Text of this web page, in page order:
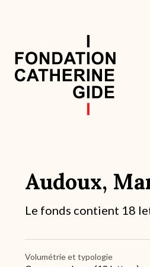
contenu
principal
Audoux,
Description
succincte
fond
historique
Le fonds contient 18
Volumétrie et typologie